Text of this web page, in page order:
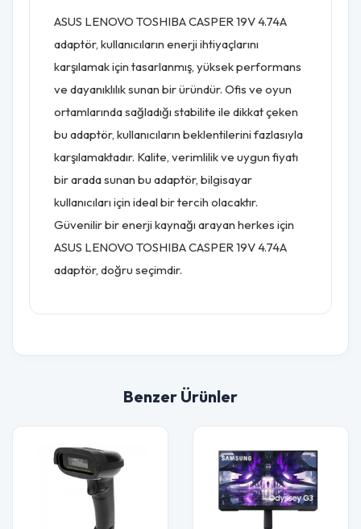
ASUS LENOVO TOSHIBA CASPER 19V 4.74A
adaptör, kullanıcıların enerji ihtiyaçlarını
karşılamak için tasarlanmış, yüksek performans
ve dayanıklılık sunan bir üründür. Ofis ve oyun
ortamlarında sağladığı stabilite ile dikkat çeken
bu adaptör, kullanıcıların beklentilerini fazlasıyla
karşılamaktadır. Kalite, verimlilik ve uygun fiyatı
bir arada sunan bu adaptör, bilgisayar
kullanıcıları için ideal bir tercih olacaktır.
Güvenilir bir enerji kaynağı arayan herkes için
ASUS LENOVO TOSHIBA CASPER 19V 4.74A
adaptör, doğru seçimdir.
Benzer Ürünler